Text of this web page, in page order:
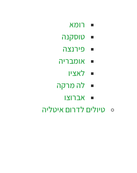
רומא
טוסקנה
פירנצה
אומבריה
לאציו
לה מרקה
אברוצו
טיולים לדרום איטליה